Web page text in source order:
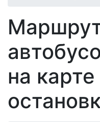
на карте